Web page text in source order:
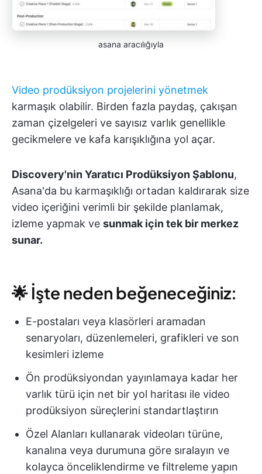
asana aracılığıyla
Video prodüksiyon projelerini yönetmek
karmaşık olabilir. Birden fazla paydaş, çakışan
zaman çizelgeleri ve sayısız varlık genellikle
gecikmelere ve kafa karışıklığına yol açar.
Discovery'nin Yaratıcı Prodüksiyon Şablonu,
Asana'da bu karmaşıklığı ortadan kaldırarak size
video içeriğini verimli bir şekilde planlamak,
izleme yapmak ve sunmak için tek bir merkez
sunar.
🌟 İşte neden beğeneceğiniz:
E-postaları veya klasörleri aramadan
senaryoları, düzenlemeleri, grafikleri ve son
kesimleri izleme
Ön prodüksiyondan yayınlamaya kadar her
varlık türü için net bir yol haritası ile video
prodüksiyon süreçlerini standartlaştırın
Özel Alanları kullanarak videoları türüne,
kanalına veya durumuna göre sıralayın ve
kolayca önceliklendirme ve filtreleme yapın